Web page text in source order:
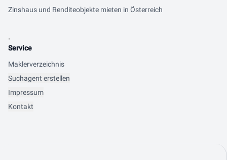
Zinshaus und Renditeobjekte mieten in Österreich
.
Service
Maklerverzeichnis
Suchagent erstellen
Impressum
Kontakt